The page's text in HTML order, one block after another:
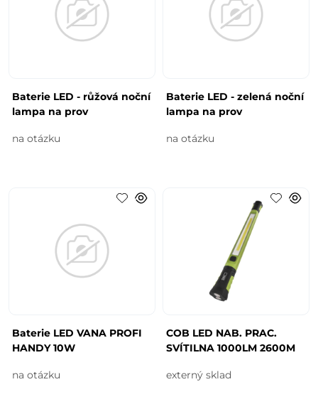
Baterie LED - růžová noční
lampa na prov
na otázku
Baterie LED - zelená noční
lampa na prov
na otázku
Baterie LED VANA PROFI
HANDY 10W
na otázku
COB LED NAB. PRAC.
SVÍTILNA 1000LM 2600M
externý sklad